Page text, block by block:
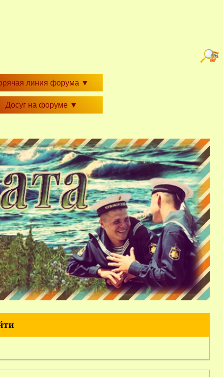
линия форума ▼
Досуг на форуме ▼